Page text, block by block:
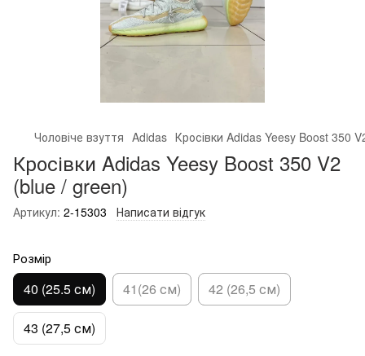
Чоловіче взуття Adidas Кросівки Adidas Yeesy Boost 350
Кросівки Adidas Yeesy Boost 350 V2
(blue / green)
Артикул: 2-15303 Написати відгук
Розмір
40 (25.5 см) 41(26 см) 42 (26,5 см)
43 (27,5 см)